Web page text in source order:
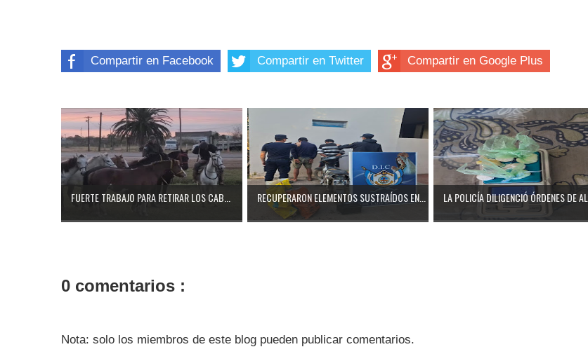
Compartir en Facebook Compartir en Twitter Compartir en Google Plus
FUERTE TRABAJO PARA RETIRAR LOS CAB... RECUPERARON ELEMENTOS SUSTRAÍDOS EN... LA POLICÍA DILIGENCIÓ ÓRDENES DE AL...
0 comentarios :
Nota: solo los miembros de este blog pueden publicar comentarios.